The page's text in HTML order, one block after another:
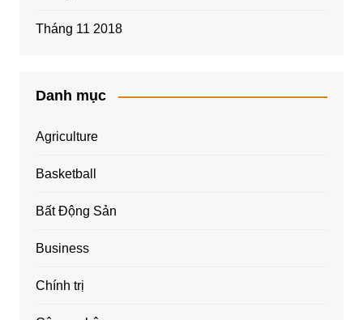
Tháng 11 2018
Danh mục
Agriculture
Basketball
Bất Động Sản
Business
Chính trị